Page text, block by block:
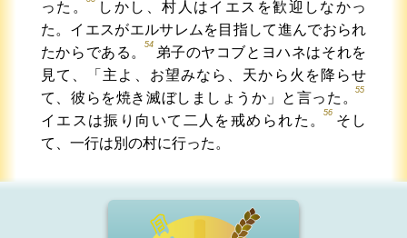
った。
しかし、村人はイエスを歓迎しなかっ
た。イエスがエルサレムを目指して進んでおられ
たからである。
54
弟子のヤコブとヨハネはそれを
見て、「主よ、お望みなら、天から火を降らせ
て、彼らを焼き滅ぼしましょうか」と言った。
55
イエスは振り向いて二人を戒められた。
56
そし
て、一行は別の村に行った。